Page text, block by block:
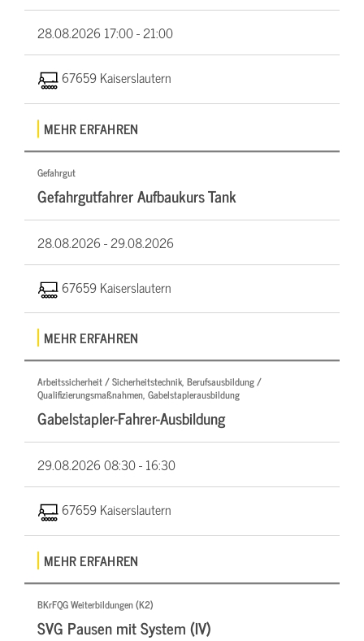
28.08.2026 17:00 - 21:00
67659 Kaiserslautern
MEHR ERFAHREN
Gefahrgut
Gefahrgutfahrer Aufbaukurs Tank
28.08.2026 -29.08.2026
67659 Kaiserslautern
MEHR ERFAHREN
Arbeitssicherheit / Sicherheitstechnik, Berufsausbildung /
Qualifizierungsmaßnahmen, Gabelstaplerausbildung
Gabelstapler-Fahrer-Ausbildung
29.08.202608:30 - 16:30
67659 Kaiserslautern
MEHR ERFAHREN
BKrFQG Weiterbildungen (K2)
SVG Pausen mit System (IV)